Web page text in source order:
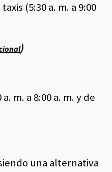
(5:30 a. m. a 9:00
)
m. a 8:00 a. m. y de
una alternativa